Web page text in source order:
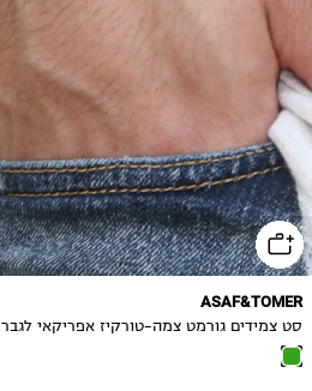
ASAF&TOMER
סט צמידים גורמט צמה-טורקיז אפריקאי לגבר